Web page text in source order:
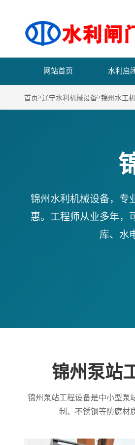
网站首页 水利启
首页>辽宁水利机械设备>锦州水工
锦州水利机械设备，专
惠。工程师从业多年，
库、水
锦州泵站
锦州泵站工程设备是中小型泵
制、不锈钢等防腐材